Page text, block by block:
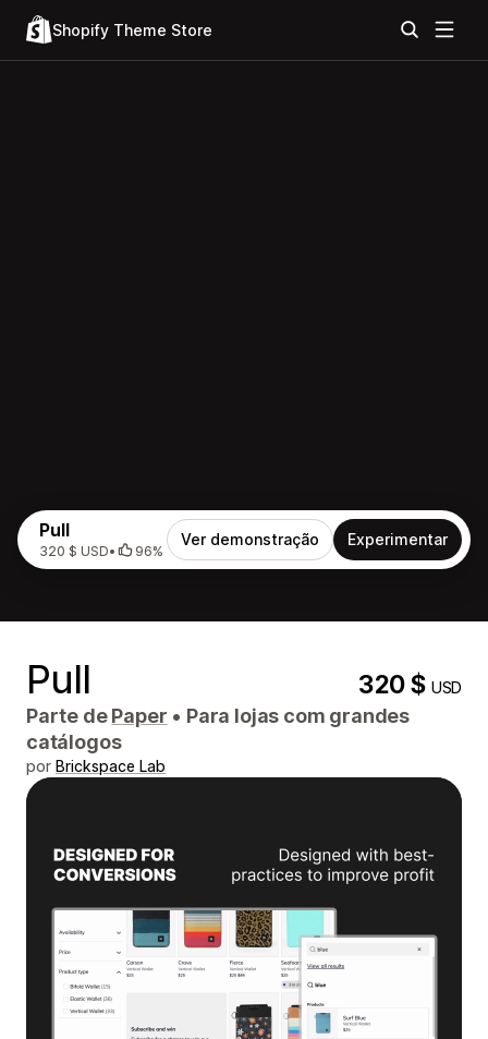
Shopify Theme Store
Pull
320 $ USD• 96%
Ver demonstração Experimentar
Pull 320 $USD
Parte dePaper • Para lojas com grandes
catálogos
por Brickspace Lab